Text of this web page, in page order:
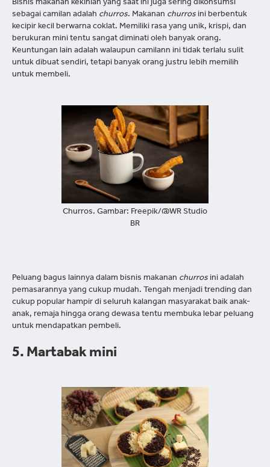
Bisnis makanan kekinian yang saat ini juga sering dikonsumsi
sebagai camilan adalah churros. Makanan churros ini berbentuk
kecipir kecil berwarna coklat. Memiliki rasa yang unik, krispi, dan
berukuran mini tentu sangat diminati oleh banyak orang.
Keuntungan lain adalah walaupun camilann ini tidak terlalu sulit
untuk dibuat sendiri, tetapi banyak orang justru lebih memilih
untuk membeli.
Churros. Gambar: Freepik/@WR Studio
BR
Peluang bagus lainnya dalam bisnis makanan churros ini adalah
pemasarannya yang cukup mudah. Tengah menjadi trending dan
cukup popular hampir di seluruh kalangan masyarakat baik anak-
anak, remaja hingga orang dewasa tentu membuka lebar peluang
untuk mendapatkan pembeli.
5. Martabak mini